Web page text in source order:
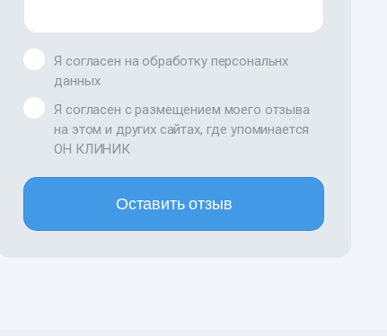
Я согласен на обработку персональнх
данных
Я согласен с размещением моего отзыва
на этом и других сайтах, где упоминается
ОН КЛИНИК
Оставить отзыв